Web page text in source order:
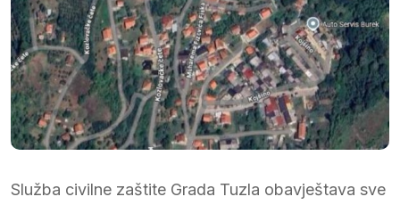
Služba civilne zaštite Grada Tuzla obavještava sve